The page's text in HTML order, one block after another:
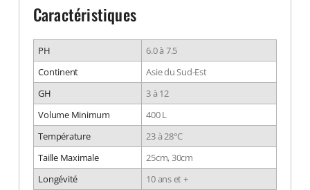
Caractéristiques
PH
6.0 à 7.5
Continent
Asie du Sud-Est
GH
3 à 12
Volume Minimum
400 L
Température
23 à 28°C
Taille Maximale
25cm, 30cm
Longévité
10 ans et +